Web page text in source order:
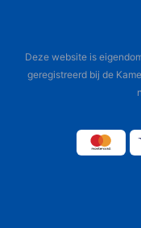
Deze website is
geregistreerd bij de